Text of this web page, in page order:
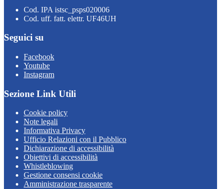
Cod. IPA istsc_psps020006
Cod. uff. fatt. elettr. UF46UH
Seguici su
Facebook
Youtube
Instagram
Sezione Link Utili
Cookie policy
Note legali
Informativa Privacy
Ufficio Relazioni con il Pubblico
Dichiarazione di accessibilità
Obiettivi di accessibilità
Whistleblowing
Gestione consensi cookie
Amministrazione trasparente